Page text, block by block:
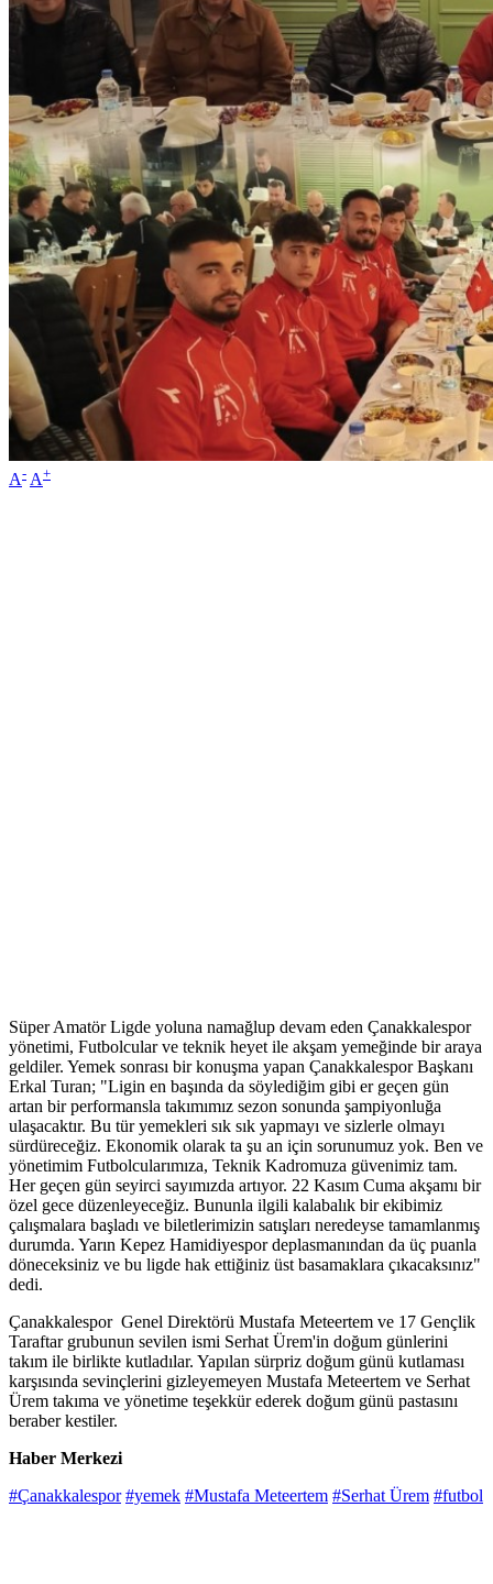
A- A+
Süper Amatör Ligde yoluna namağlup devam eden Çanakkalespor
yönetimi, Futbolcular ve teknik heyet ile akşam yemeğinde bir araya
geldiler. Yemek sonrası bir konuşma yapan Çanakkalespor Başkanı
Erkal Turan; "Ligin en başında da söylediğim gibi er geçen gün
artan bir performansla takımımız sezon sonunda şampiyonluğa
ulaşacaktır. Bu tür yemekleri sık sık yapmayı ve sizlerle olmayı
sürdüreceğiz. Ekonomik olarak ta şu an için sorunumuz yok. Ben ve
yönetimim Futbolcularımıza, Teknik Kadromuza güvenimiz tam.
Her geçen gün seyirci sayımızda artıyor. 22 Kasım Cuma akşamı bir
özel gece düzenleyeceğiz. Bununla ilgili kalabalık bir ekibimiz
çalışmalara başladı ve biletlerimizin satışları neredeyse tamamlanmış
durumda. Yarın Kepez Hamidiyespor deplasmanından da üç puanla
döneceksiniz ve bu ligde hak ettiğiniz üst basamaklara çıkacaksınız"
dedi.
Çanakkalespor Genel Direktörü Mustafa Meteertem ve 17 Gençlik
Taraftar grubunun sevilen ismi Serhat Ürem'in doğum günlerini
takım ile birlikte kutladılar. Yapılan sürpriz doğum günü kutlaması
karşısında sevinçlerini gizleyemeyen Mustafa Meteertem ve Serhat
Ürem takıma ve yönetime teşekkür ederek doğum günü pastasını
beraber kestiler.
Haber Merkezi
#Çanakkalespor #yemek #Mustafa Meteertem #Serhat Ürem #futbol